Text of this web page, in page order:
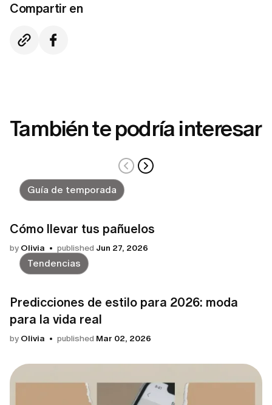
Compartir en
También te podría interesar
Guía de temporada
Cómo llevar tus pañuelos
by Olivia published Jun 27, 2026
Tendencias
Predicciones de estilo para 2026: moda
para la vida real
by Olivia published Mar 02, 2026